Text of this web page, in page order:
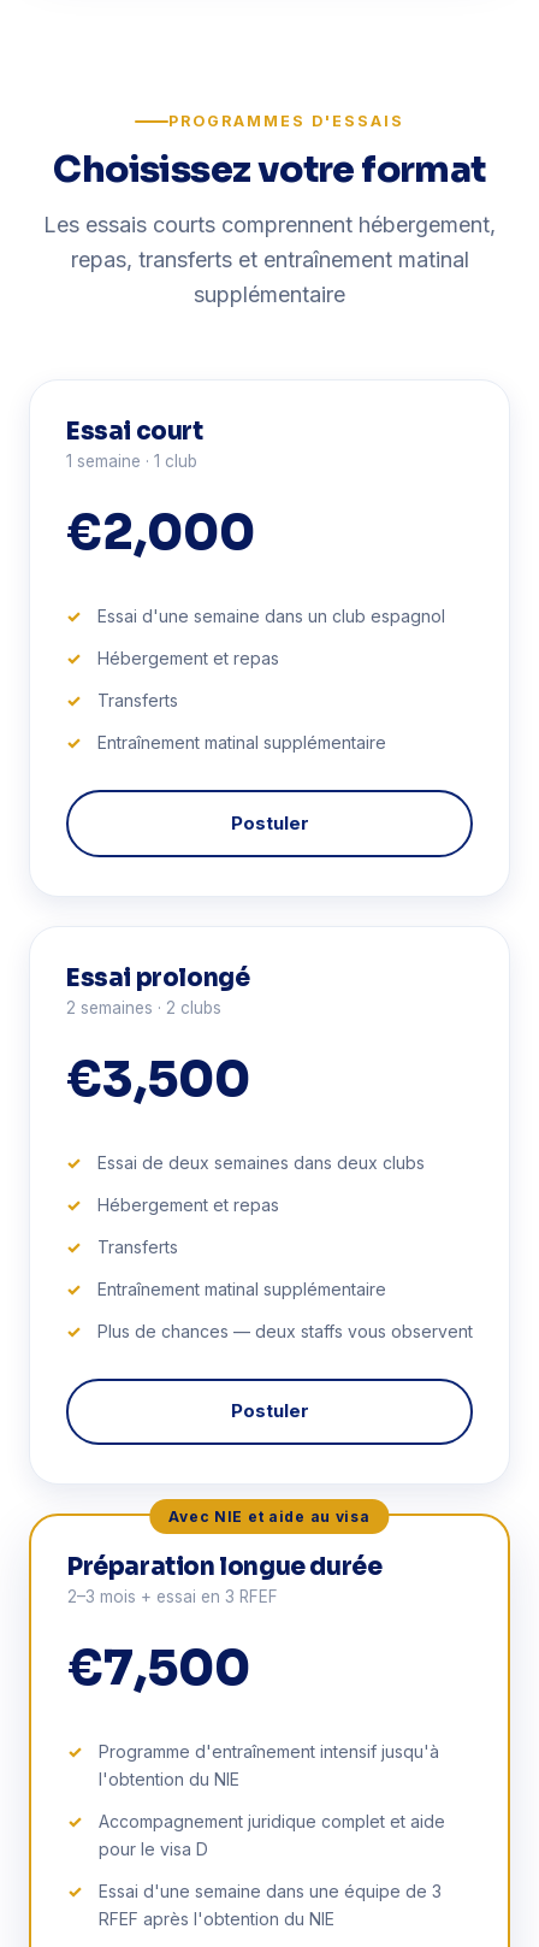
PROGRAMMES D'ESSAIS
Choisissez votre format
Les essais courts comprennent hébergement,
repas, transferts et entraînement matinal
supplémentaire
Essai court
1 semaine · 1 club
€2,000
Essai d'une semaine dans un club espagnol
Hébergement et repas
Transferts
Entraînement matinal supplémentaire
Postuler
Essai prolongé
2 semaines · 2 clubs
€3,500
Essai de deux semaines dans deux clubs
Hébergement et repas
Transferts
Entraînement matinal supplémentaire
Plus de chances — deux staffs vous observent
Postuler
Avec NIE et aide au visa
Préparation longue durée
2–3 mois + essai en 3 RFEF
€7,500
Programme d'entraînement intensif jusqu'à
l'obtention du NIE
Accompagnement juridique complet et aide
pour le visa D
Essai d'une semaine dans une équipe de 3
RFEF après l'obtention du NIE